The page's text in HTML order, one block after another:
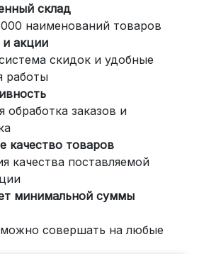
служба
которая работает и
Сроки — от 2 дней,
— от 400 рублей
грузов
Сервис)
включает большие или
мы рекомендуем
услугами компаний,
на доставке
доставки — от 3 до 10
склад
наименований товаров
акции
скидок и удобные
работы
обработка заказов и
качество товаров
качества поставляемой
минимальной суммы
совершать на любые